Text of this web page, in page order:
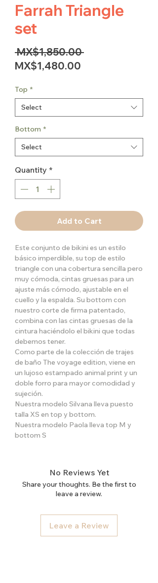
Farrah Triangle
set
MX$1,850.00 Regular
MX$1,480.00
Top *
Select
Bottom *
Select
Quantity *
Add to Cart
Este conjunto de bikini es un estilo
básico imperdible, su top de estilo
triangle con una cobertura sencilla pero
muy cómoda, cintas gruesas para un
ajuste más cómodo, ajustable en el
cuello y la espalda. Su bottom con
nuestro corte de firma patentado,
combina con las cintas gruesas de la
cintura haciéndolo el bikini que todas
debemos tener.
Como parte de la colección de trajes
de baño The voyage edition, viene en
un lujoso estampado animal print y un
doble forro para mayor comodidad y
sujeción.
Nuestra modelo Silvana lleva puesto
talla XS en top y bottom.
Nuestra modelo Paola lleva top M y
bottom S
No Reviews Yet
Share your thoughts. Be the first to
leave a review.
Leave a Review